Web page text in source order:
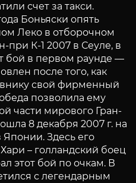
счет за такси.
Боньяски опять
Леко в отборочном
при К-1 2007 в Сеуле, в
бой в первом раунде —
после того, как
свой фирменный
позволила ему
части мирового Гран-
8 декабря 2007 г. на
Здесь его
– голландский боец
этот бой по очкам. В
с легендарным